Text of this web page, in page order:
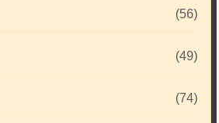
(56)
(49)
(74)